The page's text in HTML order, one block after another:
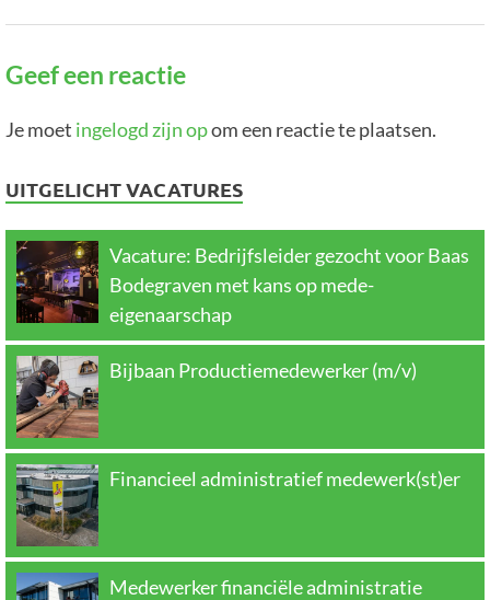
Geef een reactie
Je moet ingelogd zijn opom een reactie te plaatsen.
UITGELICHT VACATURES
Vacature: Bedrijfsleider gezocht voor Baas
Bodegraven met kans op mede-
eigenaarschap
Bijbaan Productiemedewerker (m/v)
Financieel administratief medewerk(st)er
Medewerker financiële administratie